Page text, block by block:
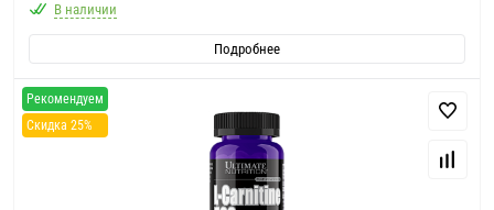
В наличии
Подробнее
Рекомендуем
Скидка 25%